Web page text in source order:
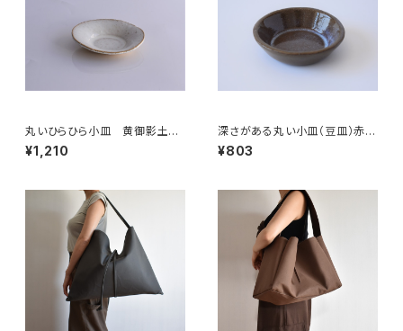
丸いひらひら小皿 黄御影土×
チタンマット釉
¥1,210
深さがある丸い小皿（豆皿）赤土
×乳濁灰釉
¥803